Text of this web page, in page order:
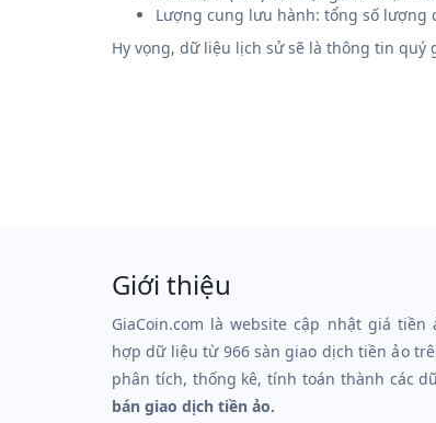
Lượng cung lưu hành: tổng số
Hy vọng, dữ liệu lịch sử sẽ là thông tin
Giới thiệu
GiaCoin.com là website cập nhật giá
hợp dữ liệu từ 966 sàn giao dịch tiền ảo
phân tích, thống kê, tính toán thành các
bán giao dịch tiền ảo.